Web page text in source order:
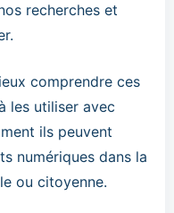
recherches et
comprendre ces
les utiliser avec
ils peuvent
numériques dans la
ou citoyenne.